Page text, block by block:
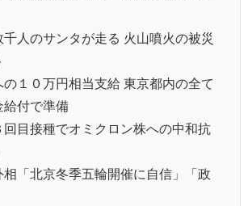
千人のサンタが走る 火山噴火の被災
の１０万円相当支給 東京都内の全て
給付で準備
回目接種でオミクロン株への中和抗
相「北京冬季五輪開催に自信」「政